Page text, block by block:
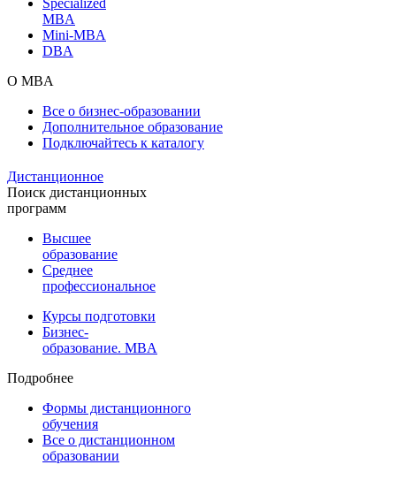
MBA
Mini-MBA
DBA
О MBA
Все о бизнес-образовании
Дополнительное образование
Подключайтесь к каталогу
Дистанционное
Поиск дистанционных
программ
Высшее
образование
Среднее
профессиональное
Курсы подготовки
Бизнес-
образование. MBA
Подробнее
Формы дистанционного
обучения
Все о дистанционном
образовании